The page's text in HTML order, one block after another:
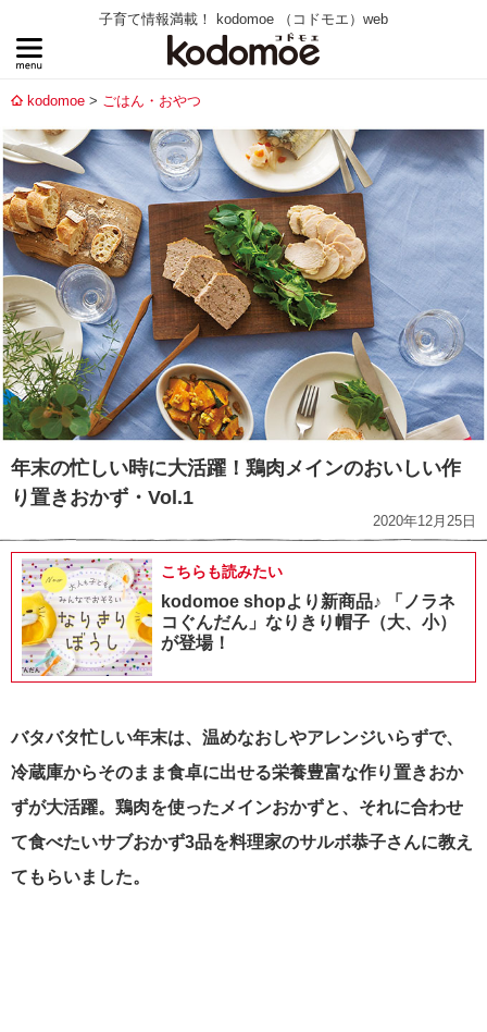
子育て情報満載！ kodomoe （コドモエ）web
kodomoe ごはん・おやつ
年末の忙しい時に大活躍！鶏肉メインのおいしい作
り置きおかず・Vol.1
2020年12月25日
こちらも読みたい
kodomoe shopより新商品♪ 「ノラネ
コぐんだん」なりきり帽子（大、小）
が登場！
バタバタ忙しい年末は、温めなおしやアレンジいらずで、
冷蔵庫からそのまま食卓に出せる栄養豊富な作り置きおか
ずが大活躍。鶏肉を使ったメインおかずと、それに合わせ
て食べたいサブおかず3品を料理家のサルボ恭子さんに教え
てもらいました。